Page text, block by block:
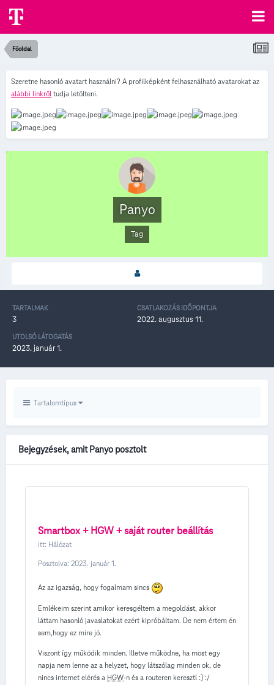
Főoldal
Szeretne hasonló avatart használni? A profilképként felhasználható avatarokat az
alábbi linkről tudja letölteni.
Panyo
Tag
TARTALMAK
3
CSATLAKOZÁS IDŐPONTJA
2022. augusztus 11.
UTOLSÓ LÁTOGATÁS
2023. január 1.
Tartalomtípus
Bejegyzések, amit Panyo posztolt
Smartbox + HGW + saját router beállítás
itt: Hálózat
Posztolva: 2023. január 1.
Az az igazság, hogy fogalmam sincs
Emlékeim szerint amikor keresgéltem a megoldást, akkor
láttam hasonló javaslatokat ezért kipróbáltam. De nem értem én
sem,hogy ez mire jó.
Viszont így működik minden. Illetve működne, ha most egy
napja nem lenne az a helyzet, hogy látszólag minden ok, de
nincs internet elérés a HGW-n és a routeren keresztl :) :/